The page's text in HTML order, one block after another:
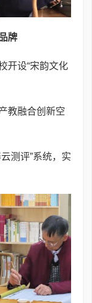
牌
开设“宋韵文化
教融合创新空
测评”系统，实